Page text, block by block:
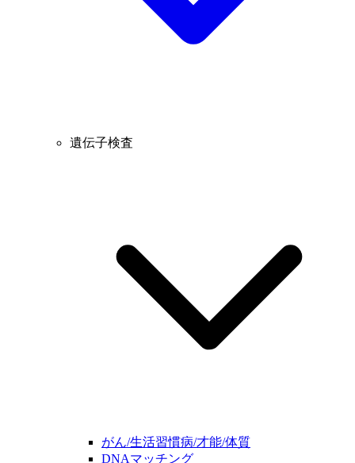
遺伝子検査
がん/生活習慣病/才能/体質
DNAマッチング